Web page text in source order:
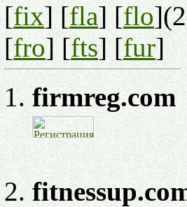
[fix] [fla] [flo
[fro] [fts] [fur]
firmreg.com